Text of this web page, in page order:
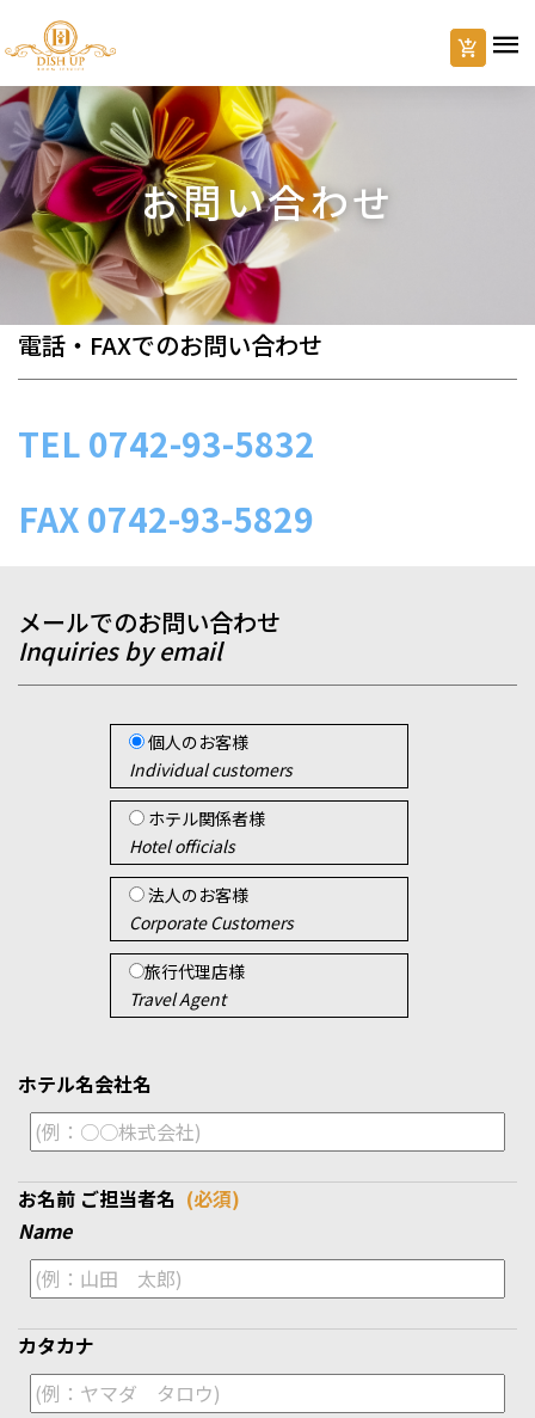
お問い合わせ
電話・FAXでのお問い合わせ
TEL 0742-93-5832
FAX 0742-93-5829
メールでのお問い合わせ
Inquiries by email
個人のお客様
Individual customers
ホテル関係者様
Hotel officials
法人のお客様
Corporate Customers
旅行代理店様
Travel Agent
ホテル名会社名
お名前 ご担当者名 (必須)
Name
カタカナ